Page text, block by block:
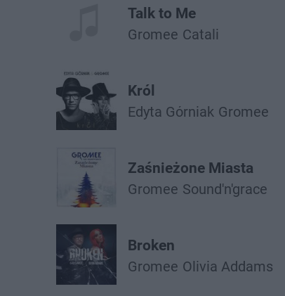
Talk to Me
Gromee Catali
Król
Edyta Górniak Gromee
Zaśnieżone Miasta
Gromee Sound'n'grace
Broken
Gromee Olivia Addams